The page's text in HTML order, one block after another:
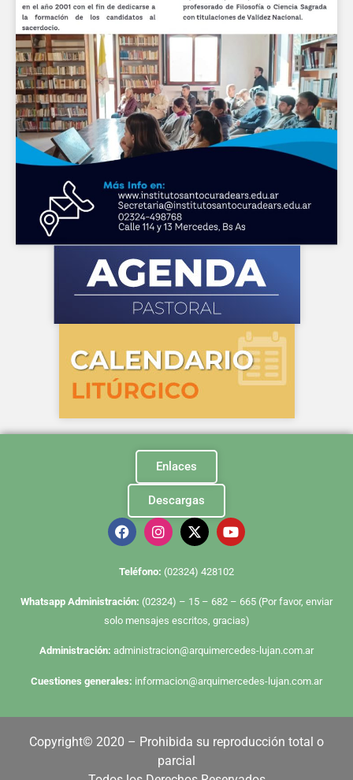
Enlaces
Descargas
Teléfono: (02324) 428102
Whatsapp Administración: (02324) – 15 – 682 – 665 (Por favor, enviar
solo mensajes escritos, gracias)
Administración: administracion@arquimercedes-lujan.com.ar
Cuestiones generales: informacion@arquimercedes-lujan.com.ar
Copyright© 2020 – Prohibida su reproducción total o
parcial